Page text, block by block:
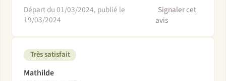
Départ du 01/03/2024, publié le
19/03/2024
Signaler cet
avis
Très satisfait
Mathilde